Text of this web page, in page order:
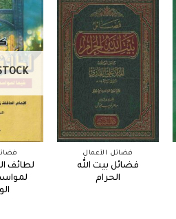
لطائف
فضائل الأعمال
فضائل بيت الله
الحرام